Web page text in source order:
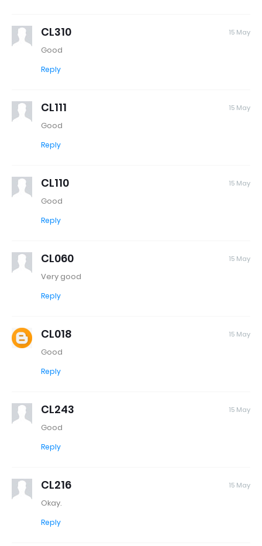
CL310 15 May
Good
Reply
CL111 15 May
Good
Reply
CL110 15 May
Good
Reply
CL060 15 May
Very good
Reply
CL018 15 May
Good
Reply
CL243 15 May
Good
Reply
CL216 15 May
Okay.
Reply